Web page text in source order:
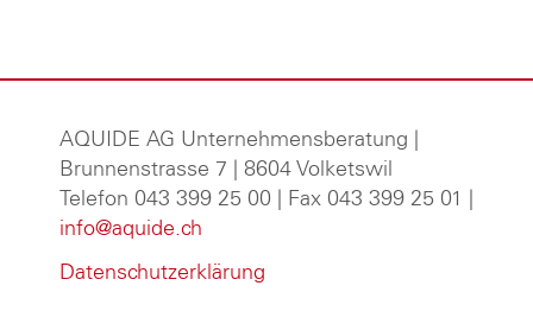
AQUIDE AG Unternehmensberatung
Brunnenstrasse 7 | 8604 Volketswil
Telefon 043 399 25 00 | Fax 043 399 25 01 |
info@aquide.ch
Datenschutzerklärung